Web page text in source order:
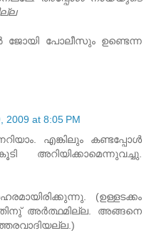
പോലീസും ഉണ്ടെന്ന
2009 at 8:05 PM
എങ്കിലും കണ്ടപ്പോള്‍
അറിയിക്കാമെന്നുവച്ചു.
(ഉള്ളടക്കം
അര്‍ത്ഥമില്ല. അങ്ങനെ